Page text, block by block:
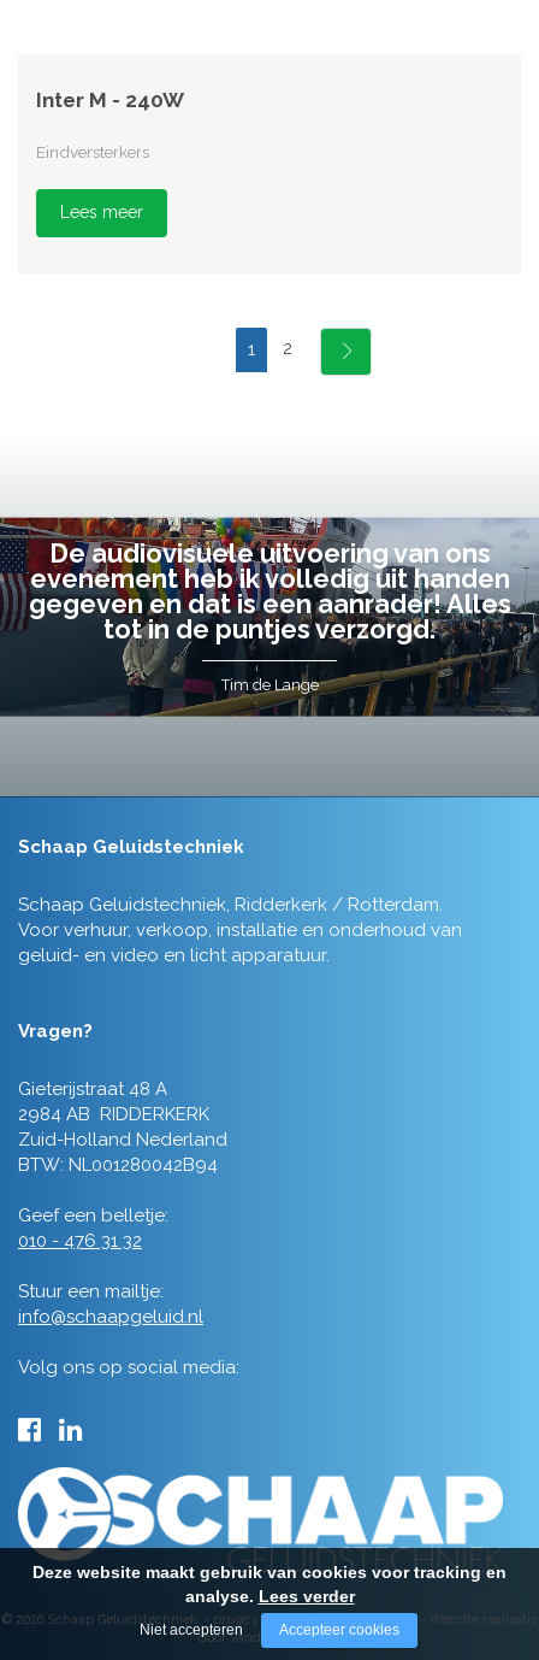
Inter M - 240W
Eindversterkers
Lees meer
1 2
De audiovisuele uitvoering van ons
evenement heb ik volledig uit handen
gegeven en dat is een aanrader! Alles
tot in de puntjes verzorgd.
Tim de Lange
Schaap Geluidstechniek
Schaap Geluidstechniek, Ridderkerk / Rotterdam.
Voor verhuur, verkoop, installatie en onderhoud van
geluid- en video en licht apparatuur.
Vragen?
Gieterijstraat 48 A
2984 AB RIDDERKERK
Zuid-Holland Nederland
BTW: NL001280042B94
Geef een belletje:
010 - 476 31 32
Stuur een mailtje:
info@schaapgeluid.nl
Volg ons op social media:
© 2026 Schaap Geluidstechniek - privacy - algemene voorwaarden- Website realisatie
door Vanderperk Groep
Deze website maakt gebruik van cookies voor tracking en
analyse. Lees verder
Niet accepteren Accepteer cookies